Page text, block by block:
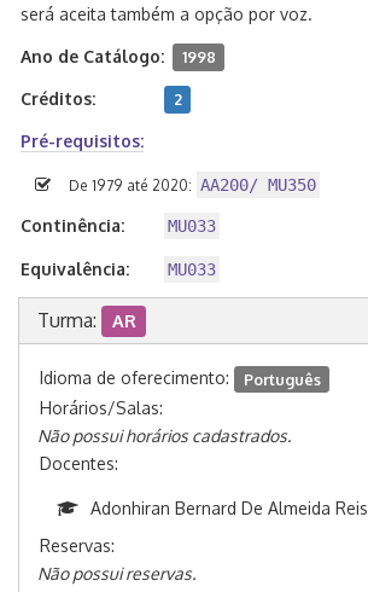
será aceita também a opção por voz.
Ano de Catálogo: 1998
Créditos: 2
Pré-requisitos:
De 1979 até 2020: AA200/ MU350
Continência: MU033
Equivalência: MU033
Turma: AR
Idioma de oferecimento: Português
Horários/Salas:
Não possui horários cadastrados.
Docentes:
Adonhiran Bernard De Almeida Reis
Reservas:
Não possui reservas.